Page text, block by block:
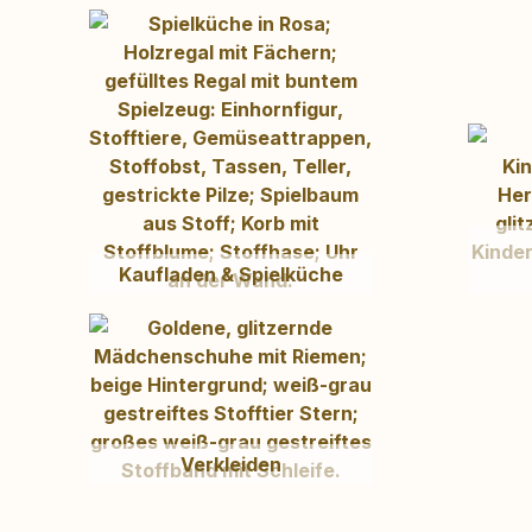
Kaufladen & Spielküche
Verkleiden